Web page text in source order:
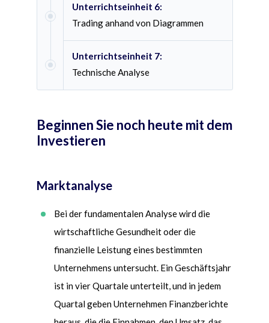
Unterrichtseinheit 6:
Trading anhand von Diagrammen
Unterrichtseinheit 7:
Technische Analyse
Beginnen Sie noch heute mit dem
Investieren
Marktanalyse
Bei der fundamentalen Analyse wird die
wirtschaftliche Gesundheit oder die
finanzielle Leistung eines bestimmten
Unternehmens untersucht. Ein Geschäftsjahr
ist in vier Quartale unterteilt, und in jedem
Quartal geben Unternehmen Finanzberichte